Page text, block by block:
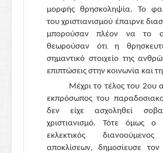
μορφής θρησκοληψία. Το
του χριστιανισμού έπαιρνε
μπορούσαν πλέον να το
θεωρούσαν ότι η
σημαντικό στοιχείο της
επιπτώσεις στην κοινωνία και
Μέχρι το τέλος του 2ου
εκπρόσωπος του
δεν είχε ασχοληθεί
χριστιανισμό. Τότε όμως ο
εκλεκτικός
αποκλίσεων, δημοσίευσε